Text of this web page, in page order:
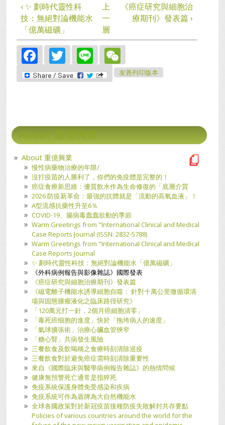
‹ ​✨ 劃時代靈性科
技：無絕對論機能水
「億萬磁礦」
上
一
層
《癌症研究與細胞治
療期刊》發表篇 ›
Facebook
Twitter
Line
友善列印版本
About 重億興業
About 重億興業
慢性病藥物治療的年限/
沒打疫苗的人勝利了，你們的免疫體是完整的！
癌症食療新思維：優質飲水作為生命修復的「底層介質
2026 防疫新革命：最強的抗體就是「流動的高氧血液」！
A型流感抗藥性升至6％
COVID-19、腸病毒蠢蠢欲動的季節
Warm Greetings from "International Clinical and Medical
Case Reports Journal (ISSN: 2832-5788)
Warm Greetings from "International Clinical and Medical
Case Reports Journal
​✨ 劃時代靈性科技：無絕對論機能水「億萬磁礦」
《外科病例報告與影像雜誌》國際發表
《癌症研究與細胞治療期刊》發表篇
《磁電離子機能水誘導細胞自噬： 針對十萬公里微循環清
場與固態腫瘤液化之臨床路徑研究》
「120萬元打一針，2個月癌細胞清零」
「毒死癌细胞的進度」快於「拖垮病人的速度」
「氣球擴張術」治療心臟血管狹窄
「糖心腎」共病發生風險
三餐飲食及飲喝稱之食療時刻清除巡疫
三餐飲食對於避免癌症需時刻清除重要性
來自《國際臨床與醫學病例報告雜誌》的熱情問候
健康無預警死亡通常是指猝死
免疫系統保護身體免受感染和疾病
免疫系統可作為盾牌為大自然機能水
全球各國政策對於新冠疫苗接種防疫失敗解封共存要點
Policies of various countries around the world for the